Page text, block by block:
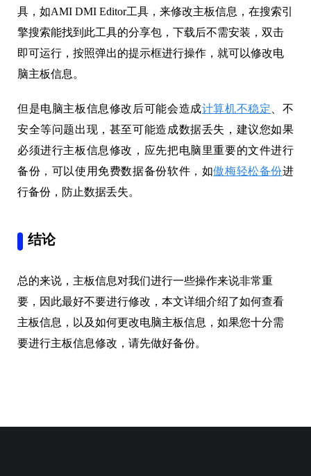
具，如AMI DMI Editor工具，来修改主板信息，在搜索引
擎搜索能找到此工具的分享包，下载后不需安装，双击
即可运行，按照弹出的提示框进行操作，就可以修改电
脑主板信息。
但是电脑主板信息修改后可能会造成计算机不稳定 、不
安全等问题出现，甚至可能造成数据丢失，建议您如果
必须进行主板信息修改，应先把电脑里重要的文件进行
备份，可以使用免费数据备份软件，如傲梅轻松备份进
行备份，防止数据丢失。
结论
总的来说，主板信息对我们进行一些操作来说非常重
要，因此最好不要进行修改，本文详细介绍了如何查看
主板信息，以及如何更改电脑主板信息，如果您十分需
要进行主板信息修改，请先做好备份。